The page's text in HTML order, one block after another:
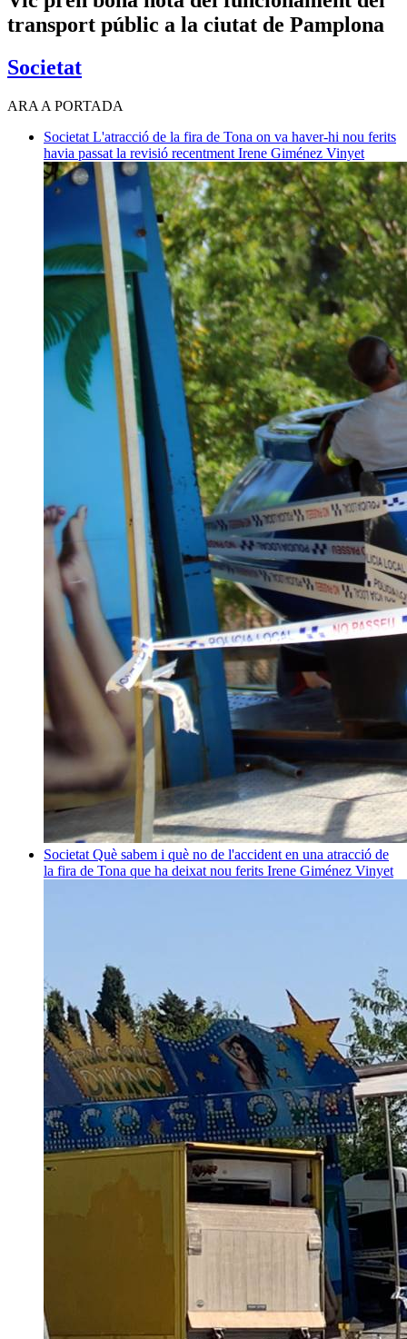
transport públic a la ciutat de Pamplona
Societat
ARA A PORTADA
Societat L'atracció de la fira de Tona on va haver-hi nou ferits
havia passat la revisió recentment Irene Giménez Vinyet
Societat Què sabem i què no de l'accident en una atracció de
la fira de Tona que ha deixat nou ferits Irene Giménez Vinyet